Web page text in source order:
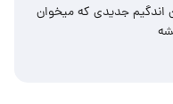
اندگیم جدیدی که میخوان